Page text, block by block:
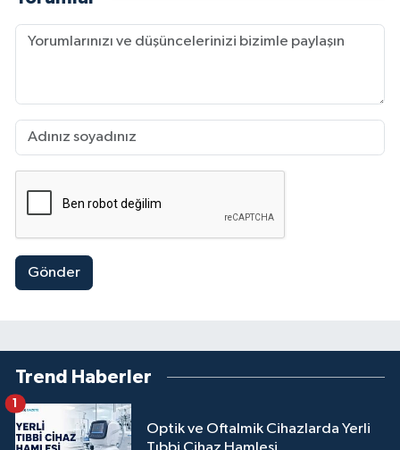
Gönder
Trend Haberler
Optik ve Oftalmik Cihazlarda Yerli
1